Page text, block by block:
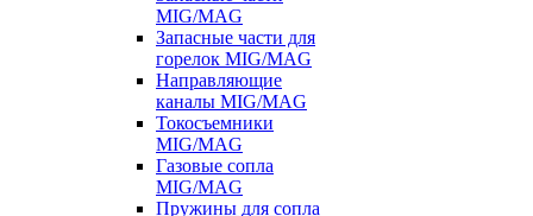
MIG/MAG
Запасные части для
горелок MIG/MAG
Направляющие
каналы MIG/MAG
Токосъемники
MIG/MAG
Газовые сопла
MIG/MAG
Пружины для сопла